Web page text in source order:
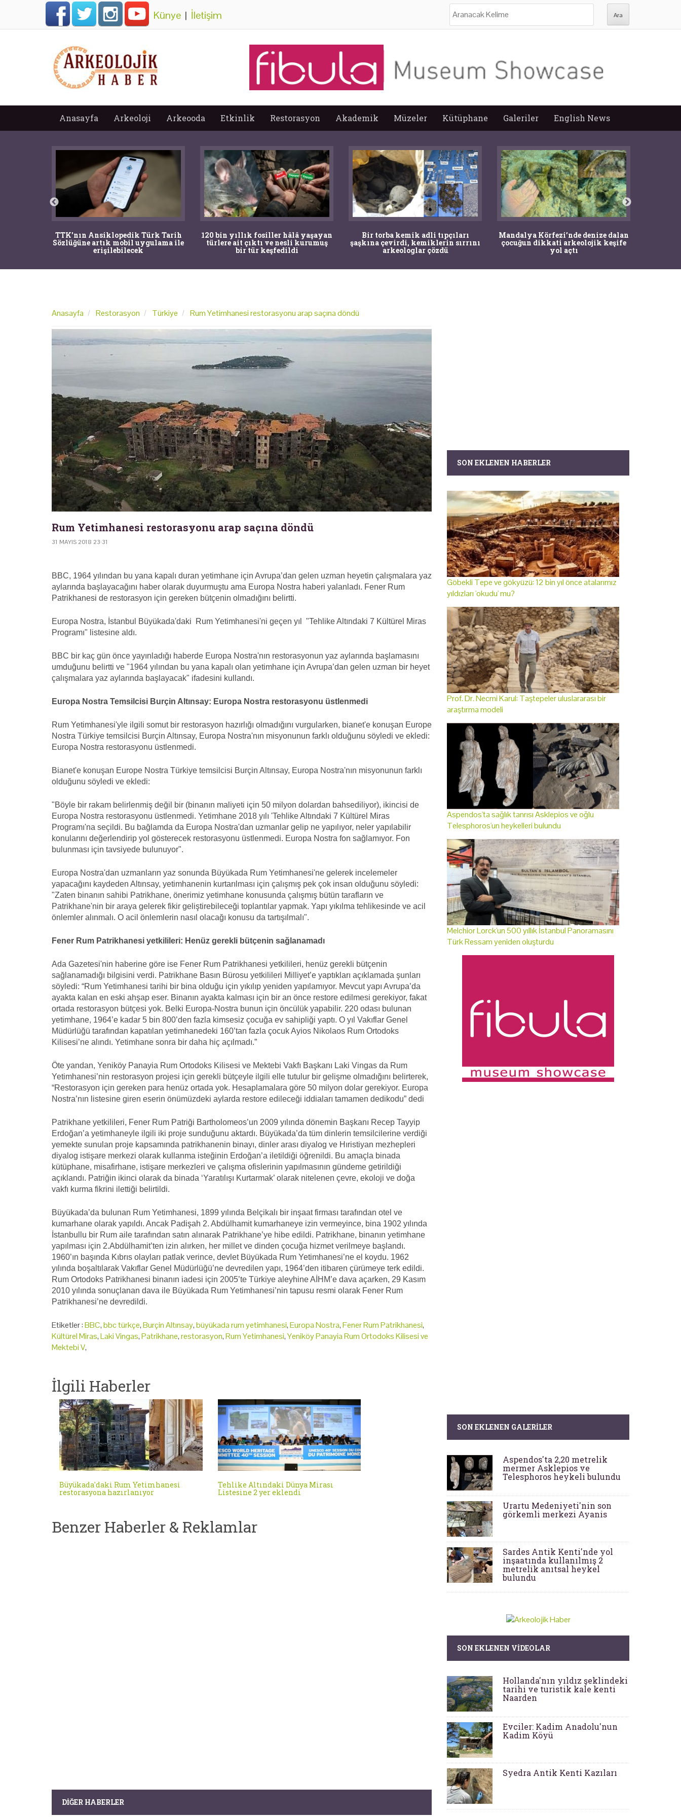
Künye | İletişim
Anasayfa Arkeoloji Arkeooda Etkinlik Restorasyon Akademik Müzeler Kütüphane Galeriler English News
TTK'nın Ansiklopedik Türk Tarih
Sözlüğüne artık mobil uygulama ile
erişilebilecek
120 bin yıllık fosiller hâlâ yaşayan
türlere ait çıktı ve nesli kurumuş
bir tür keşfedildi
Bir torba kemik adli tıpçıları
şaşkına çevirdi, kemiklerin sırrını
arkeologlar çözdü
Mandalya Körfezi’nde denize dalan
çocuğun dikkati arkeolojik keşife
yol açtı
Anasayfa Restorasyon Türkiye Rum Yetimhanesi restorasyonu arap saçına döndü
Rum Yetimhanesi restorasyonu arap saçına döndü
31 MAYIS 2018 23:31
BBC, 1964 yılından bu yana kapalı duran yetimhane için Avrupa’dan gelen uzman heyetin çalışmalara yaz
aylarında başlayacağını haber olarak duyurmuştu ama Europa Nostra haberi yalanladı. Fener Rum
Patrikhanesi de restorasyon için gereken bütçenin olmadığını belirtti.
Europa Nostra, İstanbul Büyükada'daki Rum Yetimhanesi'ni geçen yıl "Tehlike Altındaki 7 Kültürel Miras
Programı" listesine aldı.
BBC bir kaç gün önce yayınladığı haberde Europa Nostra'nın restorasyonun yaz aylarında başlamasını
umduğunu belirtti ve "1964 yılından bu yana kapalı olan yetimhane için Avrupa’dan gelen uzman bir heyet
çalışmalara yaz aylarında başlayacak" ifadesini kullandı.
Europa Nostra Temsilcisi Burçin Altınsay: Europa Nostra restorasyonu üstlenmedi
Rum Yetimhanesi'yle ilgili somut bir restorasyon hazırlığı olmadığını vurgularken, bianet'e konuşan Europe
Nostra Türkiye temsilcisi Burçin Altınsay, Europa Nostra'nın misyonunun farklı olduğunu söyledi ve ekledi:
Europa Nostra restorasyonu üstlenmedi.
Bianet'e konuşan Europe Nostra Türkiye temsilcisi Burçin Altınsay, Europa Nostra'nın misyonunun farklı
olduğunu söyledi ve ekledi:
"Böyle bir rakam belirlenmiş değil bir (binanın maliyeti için 50 milyon dolardan bahsediliyor), ikincisi de
Europa Nostra restorasyonu üstlenmedi. Yetimhane 2018 yılı 'Tehlike Altındaki 7 Kültürel Miras
Programı'na seçildi. Bu bağlamda da Europa Nostra'dan uzmanlar gelip ne yapılıyor, neler yapılabilir
konularını değerlendirip yol gösterecek restorasyonu üstlenmedi. Europa Nostra fon sağlamıyor. Fon
bulunması için tavsiyede bulunuyor".
Europa Nostra'dan uzmanların yaz sonunda Büyükada Rum Yetimhanesi'ne gelerek incelemeler
yapacağını kaydeden Altınsay, yetimhanenin kurtarılması için çalışmış pek çok insan olduğunu söyledi:
"Zaten binanın sahibi Patrikhane, önerimiz yetimhane konusunda çalışmış bütün tarafların ve
Patrikhane'nin bir araya gelerek fikir geliştirebileceği toplantılar yapmak. Yapı yıkılma tehlikesinde ve acil
önlemler alınmalı. O acil önlemlerin nasıl olacağı konusu da tartışılmalı".
Fener Rum Patrikhanesi yetkilileri: Henüz gerekli bütçenin sağlanamadı
Ada Gazetesi'nin haberine göre ise Fener Rum Patrikhanesi yetkilileri, henüz gerekli bütçenin
sağlanamadığı bilgisini verdi. Patrikhane Basın Bürosu yetkilileri Milliyet’e yaptıkları açıklamada şunları
söyledi: “Rum Yetimhanesi tarihi bir bina olduğu için yıkılıp yeniden yapılamıyor. Mevcut yapı Avrupa’da
ayakta kalan en eski ahşap eser. Binanın ayakta kalması için bir an önce restore edilmesi gerekiyor, fakat
ortada restorasyon bütçesi yok. Belki Europa-Nostra bunun için öncülük yapabilir. 220 odası bulunan
yetimhane, 1964’e kadar 5 bin 800’den fazla kimsesiz çocuğa ev sahipliği yaptı. O yıl Vakıflar Genel
Müdürlüğü tarafından kapatılan yetimhanedeki 160’tan fazla çocuk Ayios Nikolaos Rum Ortodoks
Kilisesi’ne alındı. Yetimhane sonra bir daha hiç açılmadı.”
Öte yandan, Yeniköy Panayia Rum Ortodoks Kilisesi ve Mektebi Vakfı Başkanı Laki Vingas da Rum
Yetimhanesi’nin restorasyon projesi için gerekli bütçeyle ilgili elle tutulur bir gelişme olmadığını belirterek,
“Restorasyon için gereken para henüz ortada yok. Hesaplamalara göre 50 milyon dolar gerekiyor. Europa
Nostra’nın listesine giren eserin önümüzdeki aylarda restore edileceği iddiaları tamamen dedikodu” dedi
Patrikhane yetkilileri, Fener Rum Patriği Bartholomeos’un 2009 yılında dönemin Başkanı Recep Tayyip
Erdoğan’a yetimhaneyle ilgili iki proje sunduğunu aktardı. Büyükada’da tüm dinlerin temsilcilerine verdiği
yemekte sunulan proje kapsamında patrikhanenin binayı, dinler arası diyalog ve Hıristiyan mezhepleri
diyalog istişare merkezi olarak kullanma isteğinin Erdoğan’a iletildiği öğrenildi. Bu amaçla binada
kütüphane, misafirhane, istişare merkezleri ve çalışma ofislerinin yapılmasının gündeme getirildiği
açıklandı. Patriğin ikinci olarak da binada ‘Yaratılışı Kurtarmak’ olarak nitelenen çevre, ekoloji ve doğa
vakfı kurma fikrini ilettiği belirtildi.
Büyükada’da bulunan Rum Yetimhanesi, 1899 yılında Belçikalı bir inşaat firması tarafından otel ve
kumarhane olarak yapıldı. Ancak Padişah 2. Abdülhamit kumarhaneye izin vermeyince, bina 1902 yılında
İstanbullu bir Rum aile tarafından satın alınarak Patrikhane’ye hibe edildi. Patrikhane, binanın yetimhane
yapılması için 2.Abdülhamit’ten izin alırken, her millet ve dinden çocuğa hizmet verilmeye başlandı.
1960’ın başında Kıbrıs olayları patlak verince, devlet Büyükada Rum Yetimhanesi’ne el koydu. 1962
yılında boşaltılarak Vakıflar Genel Müdürlüğü’ne devredilen yapı, 1964’den itibaren çürümeye terk edildi.
Rum Ortodoks Patrikhanesi binanın iadesi için 2005’te Türkiye aleyhine AİHM’e dava açarken, 29 Kasım
2010 yılında sonuçlanan dava ile Büyükada Rum Yetimhanesi’nin tapusu resmi olarak Fener Rum
Patrikhanesi’ne devredildi.
Etiketler :BBC,bbc türkçe,Burçin Altınsay,büyükada rum yetimhanesi,Europa Nostra,Fener Rum Patrikhanesi,
Kültürel Miras,Laki Vingas,Patrikhane,restorasyon,Rum Yetimhanesi,Yeniköy Panayia Rum Ortodoks Kilisesi ve
Mektebi V,
İlgili Haberler
Büyükada'daki Rum Yetimhanesi
restorasyona hazırlanıyor
Tehlike Altındaki Dünya Mirası
Listesine 2 yer eklendi
Benzer Haberler & Reklamlar
DIĞER HABERLER
SON EKLENEN HABERLER
Göbekli Tepe ve gökyüzü: 12 bin yıl önce atalarımız
yıldızları 'okudu' mu?
Prof. Dr. Necmi Karul: Taştepeler uluslararası bir
araştırma modeli
Aspendos'ta sağlık tanrısı Asklepios ve oğlu
Telesphoros'un heykelleri bulundu
Melchior Lorck'un 500 yıllık İstanbul Panoramasını
Türk Ressam yeniden oluşturdu
SON EKLENEN GALERILER
Aspendos'ta 2,20 metrelik
mermer Asklepios ve
Telesphoros heykeli bulundu
Urartu Medeniyeti'nin son
görkemli merkezi Ayanis
Sardes Antik Kenti'nde yol
inşaatında kullanılmış 2
metrelik anıtsal heykel
bulundu
SON EKLENEN VIDEOLAR
Hollanda'nın yıldız şeklindeki
tarihi ve turistik kale kenti
Naarden
Evciler: Kadim Anadolu'nun
Kadim Köyü
Syedra Antik Kenti Kazıları